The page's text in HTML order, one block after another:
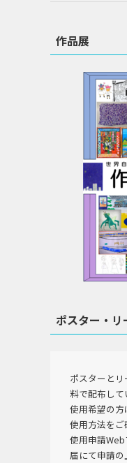
作品展
ポスター・
ポスターと
料で配布して
使用希望の
使用方法を
使用申請
届にて申請